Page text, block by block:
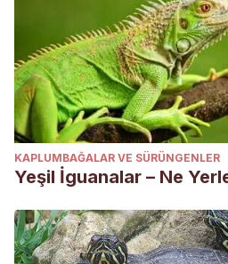
KAPLUMBAĞALAR VE SÜRÜNGENLER
Yeşil İguanalar – Ne